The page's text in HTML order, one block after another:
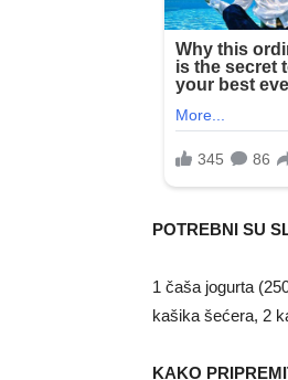
POTREBNI SU
1 čaša jogurta
kašika šećera, 2
KAKO